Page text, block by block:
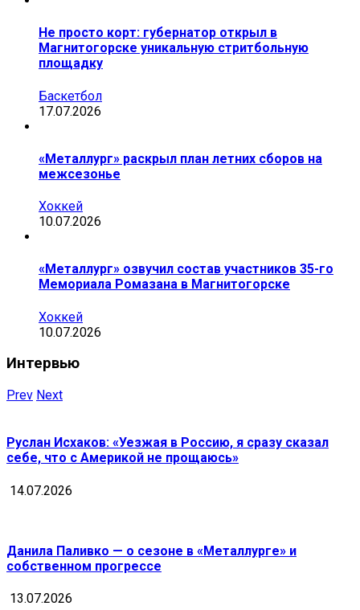
Не просто корт: губернатор открыл в
Магнитогорске уникальную стритбольную
площадку
Баскетбол
17.07.2026
«Металлург» раскрыл план летних сборов на
межсезонье
Хоккей
10.07.2026
«Металлург» озвучил состав участников 35-го
Мемориала Ромазана в Магнитогорске
Хоккей
10.07.2026
Интервью
Prev Next
Руслан Исхаков: «Уезжая в Россию, я сразу сказал
себе, что с Америкой не прощаюсь»
14.07.2026
Данила Паливко — о сезоне в «Металлурге» и
собственном прогрессе
13.07.2026